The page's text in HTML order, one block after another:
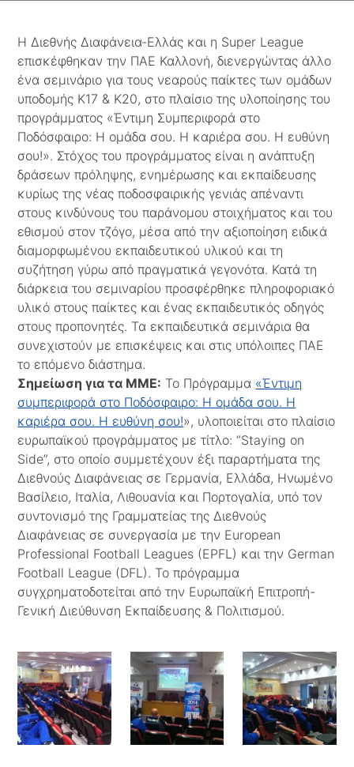
Η Διεθνής Διαφάνεια-Ελλάς και η Super League
επισκέφθηκαν την ΠΑΕ Καλλονή, διενεργώντας άλλο
ένα σεμινάριο για τους νεαρούς παίκτες των ομάδων
υποδομής Κ17 & Κ20, στο πλαίσιο της υλοποίησης του
προγράμματος «Έντιμη Συμπεριφορά στο
Ποδόσφαιρο: Η ομάδα σου. Η καριέρα σου. Η ευθύνη
σου!». Στόχος του προγράμματος είναι η ανάπτυξη
δράσεων πρόληψης, ενημέρωσης και εκπαίδευσης
κυρίως της νέας ποδοσφαιρικής γενιάς απέναντι
στους κινδύνους του παράνομου στοιχήματος και του
εθισμού στον τζόγο, μέσα από την αξιοποίηση ειδικά
διαμορφωμένου εκπαιδευτικού υλικού και τη
συζήτηση γύρω από πραγματικά γεγονότα. Κατά τη
διάρκεια του σεμιναρίου προσφέρθηκε πληροφοριακό
υλικό στους παίκτες και ένας εκπαιδευτικός οδηγός
στους προπονητές. Τα εκπαιδευτικά σεμινάρια θα
συνεχιστούν με επισκέψεις και στις υπόλοιπες ΠΑΕ
το επόμενο διάστημα.
Σημείωση για τα ΜΜΕ: Το Πρόγραμμα «Έντιμη
συμπεριφορά στο Ποδόσφαιρο: Η ομάδα σου. Η
καριέρα σου. Η ευθύνη σου!», υλοποιείται στο πλαίσιο
ευρωπαϊκού προγράμματος με τίτλο: “Staying on
Side”, στο οποίο συμμετέχουν έξι παραρτήματα της
Διεθνούς Διαφάνειας σε Γερμανία, Ελλάδα, Ηνωμένο
Βασίλειο, Ιταλία, Λιθουανία και Πορτογαλία, υπό τον
συντονισμό της Γραμματείας της Διεθνούς
Διαφάνειας σε συνεργασία με την European
Professional Football Leagues (EPFL) και την German
Football League (DFL). Το πρόγραμμα
συγχρηματοδοτείται από την Ευρωπαϊκή Επιτροπή-
Γενική Διεύθυνση Εκπαίδευσης & Πολιτισμού.